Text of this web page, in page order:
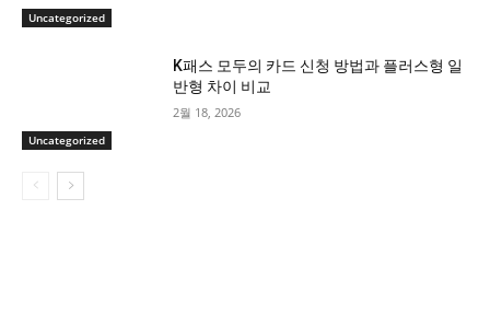
Uncategorized
Uncategorized
K패스 모두의 카드 신청 방법과 플러스형 일
반형 차이 비교
2월 18, 2026